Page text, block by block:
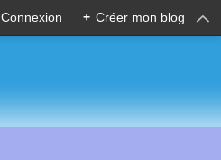
Connexion + Créer mon blog